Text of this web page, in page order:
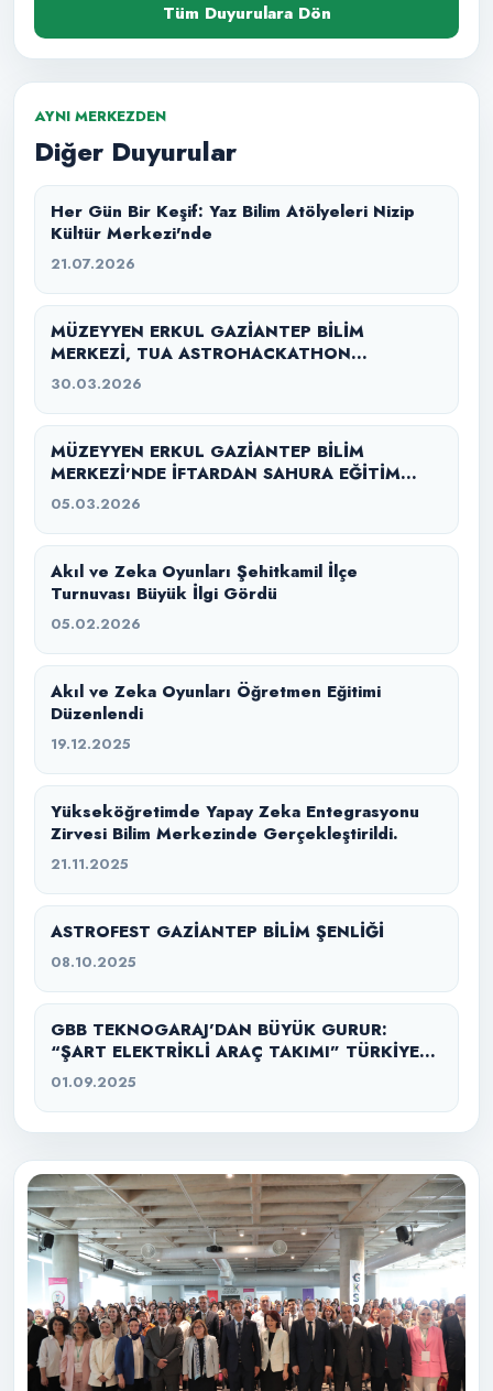
Tüm Duyurulara Dön
AYNI MERKEZDEN
Diğer Duyurular
Her Gün Bir Keşif: Yaz Bilim Atölyeleri Nizip
Kültür Merkezi'nde
21.07.2026
MÜZEYYEN ERKUL GAZİANTEP BİLİM
MERKEZİ, TUA ASTROHACKATHON
GAZİANTEP 2026’YA EV SAHİPLİĞİ YAPTI
30.03.2026
MÜZEYYEN ERKUL GAZİANTEP BİLİM
MERKEZİ’NDE İFTARDAN SAHURA EĞİTİM
SEFERBERLİĞİ
05.03.2026
Akıl ve Zeka Oyunları Şehitkamil İlçe
Turnuvası Büyük İlgi Gördü
05.02.2026
Akıl ve Zeka Oyunları Öğretmen Eğitimi
Düzenlendi
19.12.2025
Yükseköğretimde Yapay Zeka Entegrasyonu
Zirvesi Bilim Merkezinde Gerçekleştirildi.
21.11.2025
ASTROFEST GAZİANTEP BİLİM ŞENLİĞİ
08.10.2025
GBB TEKNOGARAJ’DAN BÜYÜK GURUR:
“ŞART ELEKTRİKLİ ARAÇ TAKIMI” TÜRKİYE
ŞAMPİYONU
01.09.2025